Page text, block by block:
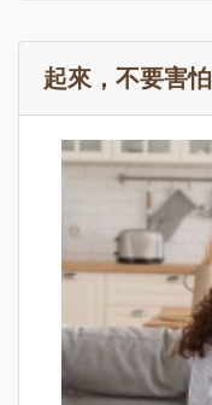
起來，不要害怕